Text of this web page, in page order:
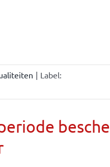
| Label: